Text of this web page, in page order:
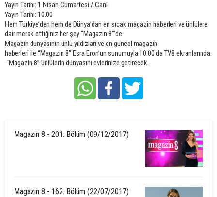
Yayın Tarihi: 1 Nisan Cumartesi / Canlı
Yayın Tarihi: 10.00
Hem Türkiye’den hem de Dünya’dan en sıcak magazin haberleri ve ünlülere
dair merak ettiğiniz her şey “Magazin 8”’de.
Magazin dünyasının ünlü yıldızları ve en güncel magazin
haberleri ile “Magazin 8” Esra Eron’un sunumuyla10.00’da TV8 ekranlarında.
“Magazin 8” ünlülerin dünyasını evlerinize getirecek.
Magazin 8 - 201. Bölüm (09/12/2017)
Magazin 8 - 162. Bölüm (22/07/2017)